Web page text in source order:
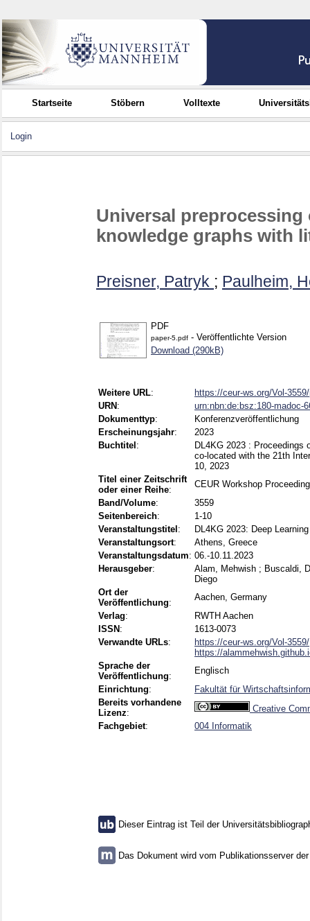
Startseite Stöbern Volltexte
Login
Universal
knowledge graphs with
Preisner, Patryk ; Paulheim,
PDF
paper-5.pdf - Veröffentlichte Version
Download (290kB)
Weitere URL:
https://ceur-ws.org/Vol-
URN :
urn:nbn:de:bsz:180-madoc-
Dokumenttyp:
Konferenzveröffentlichung
Erscheinungsjahr:
2023
Buchtitel :
DL4KG 2023 : Proceedings
co-located with the 21th
10, 2023
Titel einer Zeitschrift
oder einer Reihe:
CEUR Workshop
Band/Volume:
3559
Seitenbereich:
1-10
Veranstaltungstitel :
DL4KG 2023: Deep
Veranstaltungsort:
Athens, Greece
Veranstaltungsdatum: 06.-10.11.2023
Herausgeber: Alam, Mehwish ; Buscaldi,
Diego
Ort der
Veröffentlichung:
Aachen, Germany
Verlag:
RWTH Aachen
ISSN :
1613-0073
Verwandte URLs:
https://ceur-ws.org/Vol-3559/
https://
Sprache der
Veröffentlichung:
Englisch
Einrichtung:
Fakultät für
Bereits vorhandene
Lizenz:
Creative
Fachgebiet: 004 Informatik
Dieser Eintrag ist Teil der
Das Dokument wird vom Publikationsserver